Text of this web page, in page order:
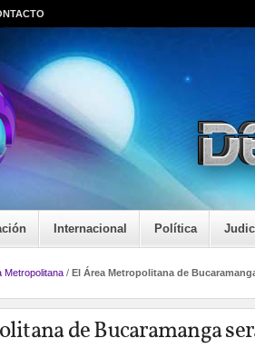
Internacional Política
Metropolitana / El Área Metropolitana de
de Bucaramanga